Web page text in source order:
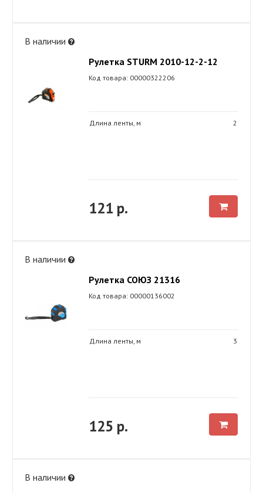
В наличии
Рулетка STURM 2010-12-2-12
Код товара: 00000322206
Длина ленты, м 2
121 р.
В наличии
Рулетка СОЮЗ 21316
Код товара: 00000136002
Длина ленты, м 3
125 р.
В наличии